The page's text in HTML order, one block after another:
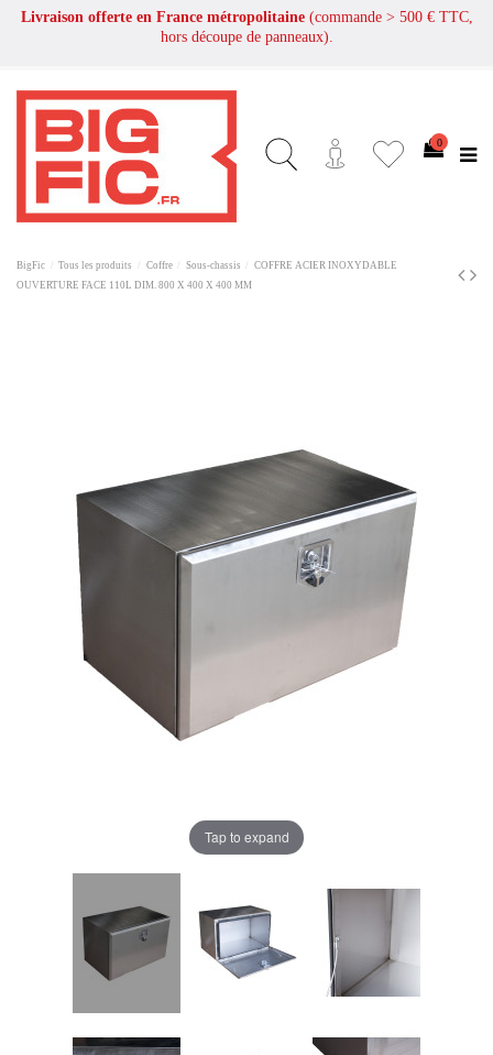
Livraison offerte en France métropolitaine (commande > 500 € TTC,
hors découpe de panneaux).
0
BigFic Tous les produits Coffre Sous-chassis
COFFRE ACIER INOXYDABLE
OUVERTURE FACE 110L DIM. 800 X 400 X 400 MM
Tap to expand